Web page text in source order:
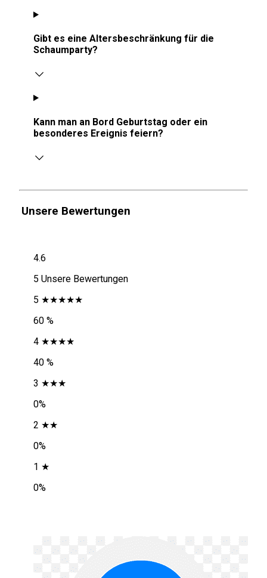
Gibt es eine Altersbeschränkung für die
Schaumparty?
Kann man an Bord Geburtstag oder ein
besonderes Ereignis feiern?
Unsere Bewertungen
4.6
5 Unsere Bewertungen
5 ★★★★★
60 %
4 ★★★★
40 %
3 ★★★
0%
2 ★★
0%
1 ★
0%